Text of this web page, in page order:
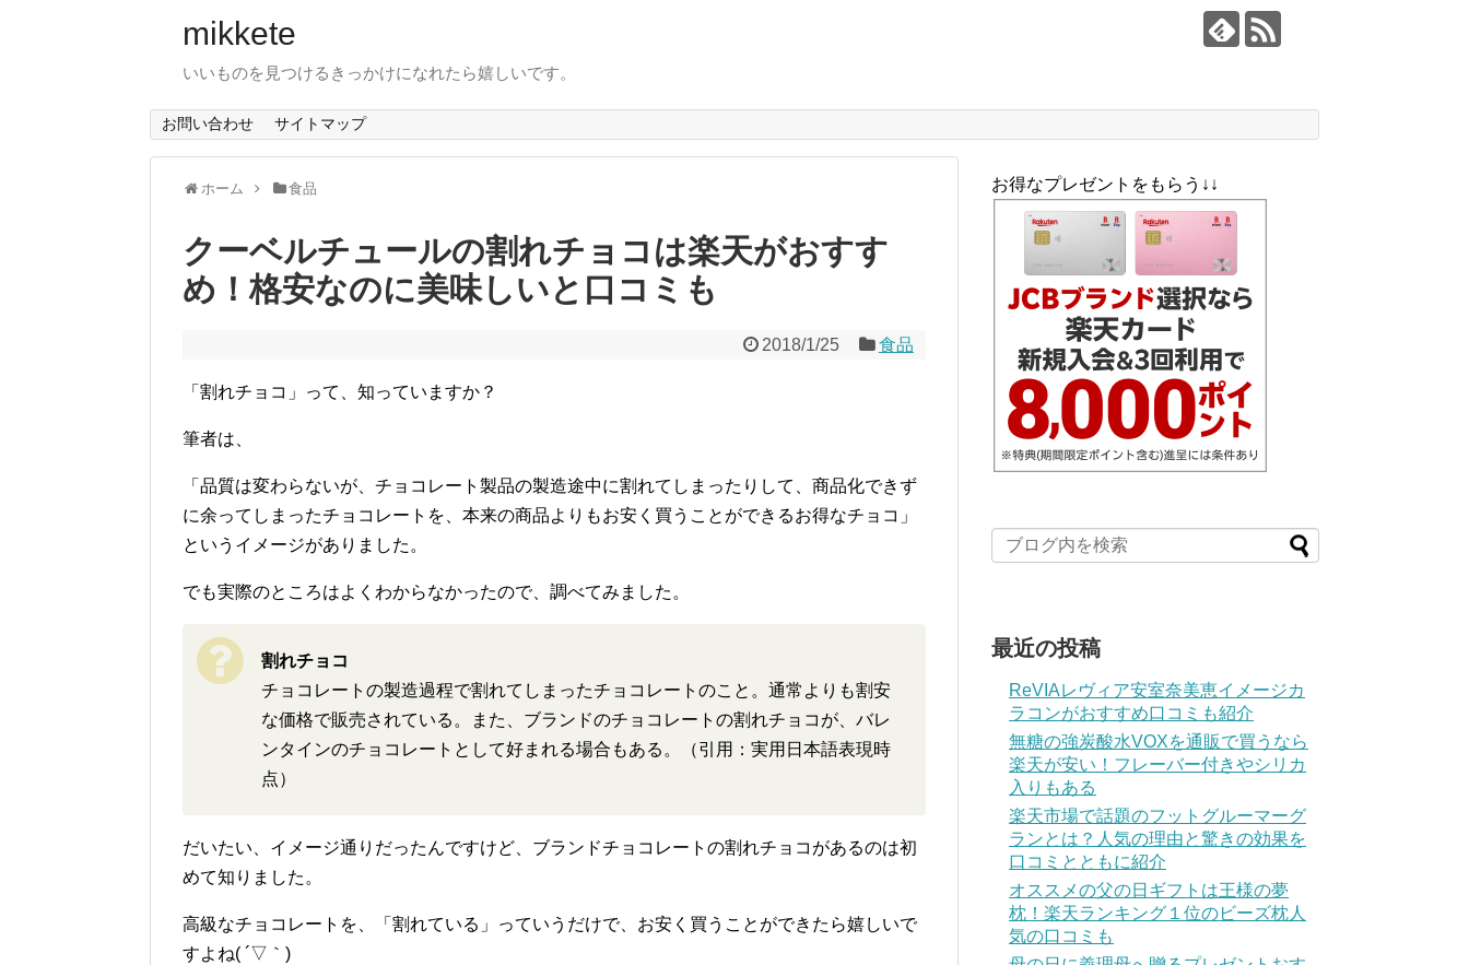
mikkete
いいものを見つけるきっかけになれたら嬉しいです。
お問い合わせ サイトマップ
ホーム 食品
クーベルチュールの割れチョコは楽天がおすす
め！格安なのに美味しいと口コミも
2018/1/25 食品
「割れチョコ」って、知っていますか？
筆者は、
「品質は変わらないが、チョコレート製品の製造途中に割れてしまったりして、商品化できず
に余ってしまったチョコレートを、本来の商品よりもお安く買うことができるお得なチョコ」
というイメージがありました。
でも実際のところはよくわからなかったので、調べてみました。
割れチョコ
チョコレートの製造過程で割れてしまったチョコレートのこと。通常よりも割安
な価格で販売されている。また、ブランドのチョコレートの割れチョコが、バレ
ンタインのチョコレートとして好まれる場合もある。（引用：実用日本語表現時
点）
だいたい、イメージ通りだったんですけど、ブランドチョコレートの割れチョコがあるのは初
めて知りました。
高級なチョコレートを、「割れている」っていうだけで、お安く買うことができたら嬉しいで
すよね( ´▽｀)
お得なプレゼントをもらう↓↓
最近の投稿
ReVIAレヴィア安室奈美恵イメージカ
ラコンがおすすめ口コミも紹介
無糖の強炭酸水VOXを通販で買うなら
楽天が安い！フレーバー付きやシリカ
入りもある
楽天市場で話題のフットグルーマーグ
ランとは？人気の理由と驚きの効果を
口コミとともに紹介
オススメの父の日ギフトは王様の夢
枕！楽天ランキング１位のビーズ枕人
気の口コミも